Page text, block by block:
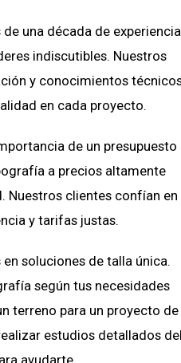
de una década de experiencia
indiscutibles. Nuestros
y conocimientos
en cada proyecto.
de un presupuesto
a precios altamente
Nuestros clientes confían en
y tarifas justas.
soluciones de talla única.
según tus necesidades
terreno para un proyecto de
estudios detallados del